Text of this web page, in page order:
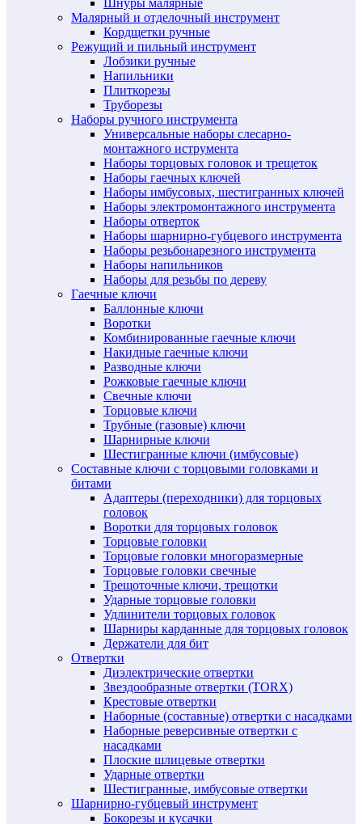
Малярный и отделочный инструмент
Кордщетки ручные
Режущий и пильный инструмент
Лобзики ручные
Напильники
Плиткорезы
Труборезы
Наборы ручного инструмента
Универсальные наборы слесарно-
монтажного иструмента
Наборы торцовых головок и трещеток
Наборы гаечных ключей
Наборы имбусовых, шестигранных ключей
Наборы электромонтажного инструмента
Наборы отверток
Наборы шарнирно-губцевого инструмента
Наборы резьбонарезного инструмента
Наборы напильников
Наборы для резьбы по дереву
Гаечные ключи
Баллонные ключи
Воротки
Комбинированные гаечные ключи
Накидные гаечные ключи
Разводные ключи
Рожковые гаечные ключи
Свечные ключи
Торцовые ключи
Трубные (газовые) ключи
Шарнирные ключи
Шестигранные ключи (имбусовые)
Составные ключи с торцовыми головками и
битами
Адаптеры (переходники) для торцовых
головок
Воротки для торцовых головок
Торцовые головки
Торцовые головки многоразмерные
Торцовые головки свечные
Трещоточные ключи, трещотки
Ударные торцовые головки
Удлинители торцовых головок
Шарниры карданные для торцовых головок
Держатели для бит
Отвертки
Диэлектрические отвертки
Звездообразные отвертки (TORX)
Крестовые отвертки
Наборные (составные) отвертки с насадками
Наборные реверсивные отвертки с
насадками
Плоские шлицевые отвертки
Ударные отвертки
Шестигранные, имбусовые отвертки
Шарнирно-губцевый инструмент
Бокорезы и кусачки